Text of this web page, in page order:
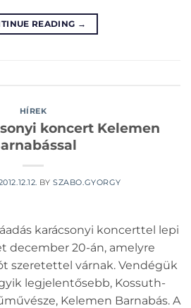
READING →
HÍREK
koncert Kelemen
BYSZABO.GYORGY
karácsonyi koncerttel lepi
december 20-án, amelyre
szeretettel várnak. Vendégük
legjelentősebb, Kossuth-
Kelemen Barnabás. A